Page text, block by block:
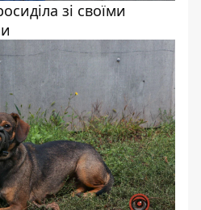
зі своїми